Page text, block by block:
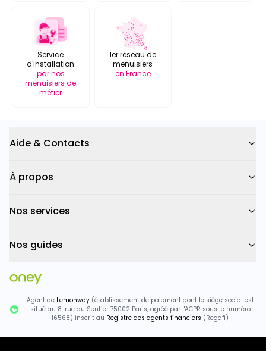
Service
d'installation
par nos
menuisiers de
métier
1er réseau de
menuisiers
en France
Aide & Contacts
À propos
Nos services
Nos guides
Agent de Lemonway(établissement de paiement dont le siège social est
situé au 8, rue du Sentier 75002 Paris, agréé par l'ACPR sous le numéro
16568) inscrit au Registre des agents financiers (Regafi)